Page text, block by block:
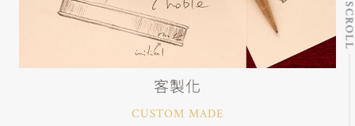
客製化
CUSTOM MADE